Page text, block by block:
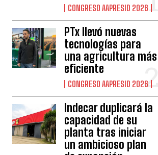
CONGRESO AAPRESID 2026
PTx llevó nuevas
tecnologías para
una agricultura más
eficiente
CONGRESO AAPRESID 2026
Indecar duplicará la
capacidad de su
planta tras iniciar
un ambicioso plan